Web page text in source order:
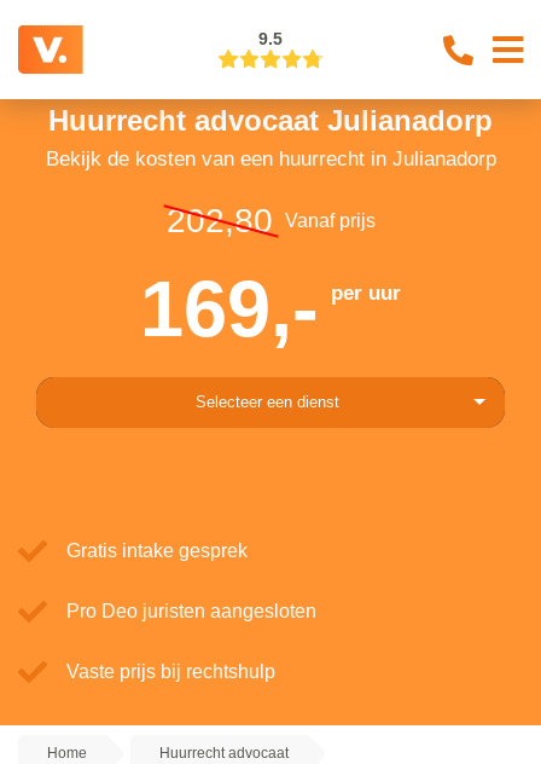
9.5
Huurrecht advocaat Julianadorp
Bekijk de kosten van een huurrecht in Julianadorp
202,80 Vanaf prijs
169,- per uur
Selecteer een dienst
Gratis intake gesprek
Pro Deo juristen aangesloten
Vaste prijs bij rechtshulp
Home Huurrecht advocaat